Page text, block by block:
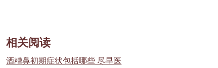
相关阅读
酒糟鼻初期症状包括哪些 尽早医